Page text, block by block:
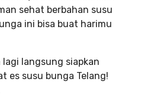
sehat berbahan susu
ini bisa buat harimu
langsung siapkan
es susu bunga Telang!